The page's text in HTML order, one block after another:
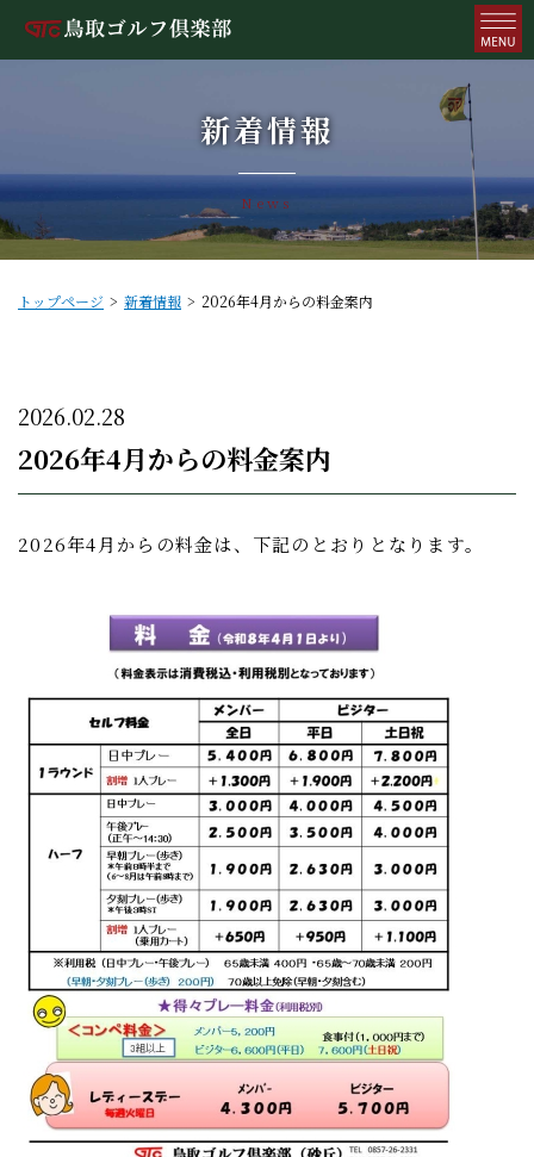
新着情報
News
トップページ 新着情報 2026年4月からの料金案内
2026.02.28
2026年4月からの料金案内
2026年4月からの料金は、下記のとおりとなります。